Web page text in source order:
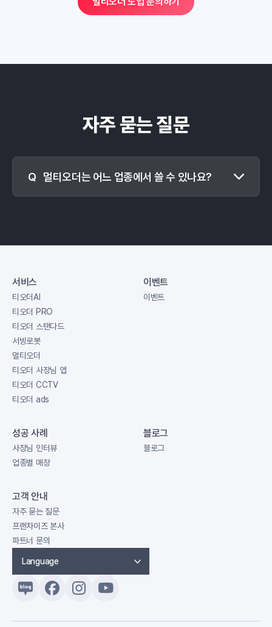
자주 묻는 질문
멀티오더는 어느 업종에서 쓸 수 있나요?
서비스
티오더AI
티오더 PRO
티오더 스탠다드
서빙로봇
멀티오더
티오더 사장님 앱
티오더 CCTV
티오더 ads
이벤트
이벤트
성공 사례
사장님 인터뷰
업종별 매장
블로그
블로그
고객 안내
자주 묻는 질문
프랜차이즈 본사
파트너 문의
Language